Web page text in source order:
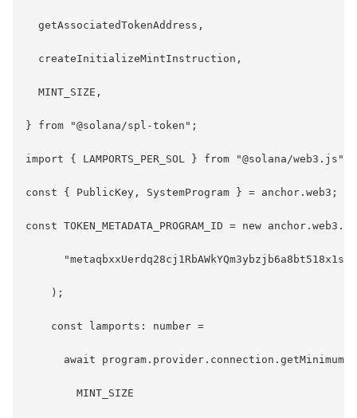
getAssociatedTokenAddress,
createInitializeMintInstruction,
MINT_SIZE,
} from "@solana/spl-token";
import { LAMPORTS_PER_SOL } from "@solana/web3.js";
const { PublicKey, SystemProgram } = anchor.web3; q
const TOKEN_METADATA_PROGRAM_ID = new
"metaqbxxUerdq28cj1RbAWkYQm3ybzjb6a8bt518x1s"
);
const lamports: number =
await
MINT_SIZE